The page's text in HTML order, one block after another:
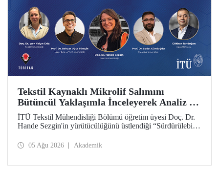
Tekstil Kaynaklı Mikrolif Salımını
Bütüncül Yaklaşımla İnceleyerek Analiz ve
Azaltım Stratejileri Geliştirecek Projeye
TÜBİTAK Desteği
İTÜ Tekstil Mühendisliği Bölümü öğretim üyesi Doç. Dr.
Hande Sezgin'in yürütücülüğünü üstlendiği “Sürdürülebilir
Koşullarına Bağlı Mikrolif Salımı: Aşınma, UV Maruziyeti
05 Ağu 2026 Akademik